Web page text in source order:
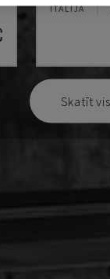
ITĀLIJA
Skatīt